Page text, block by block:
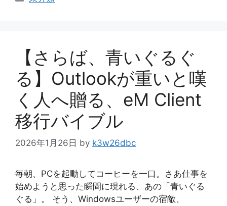
ー
【さらば、青いぐるぐ
る】Outlookが重いと嘆
く人へ贈る、eM Client
移行バイブル
2026年1月26日 by k3w26dbc
毎朝、PCを起動してコーヒーを一口。さあ仕事を
始めようと思った瞬間に現れる、あの「青いぐる
ぐる」。 そう、Windowsユーザーの宿敵、